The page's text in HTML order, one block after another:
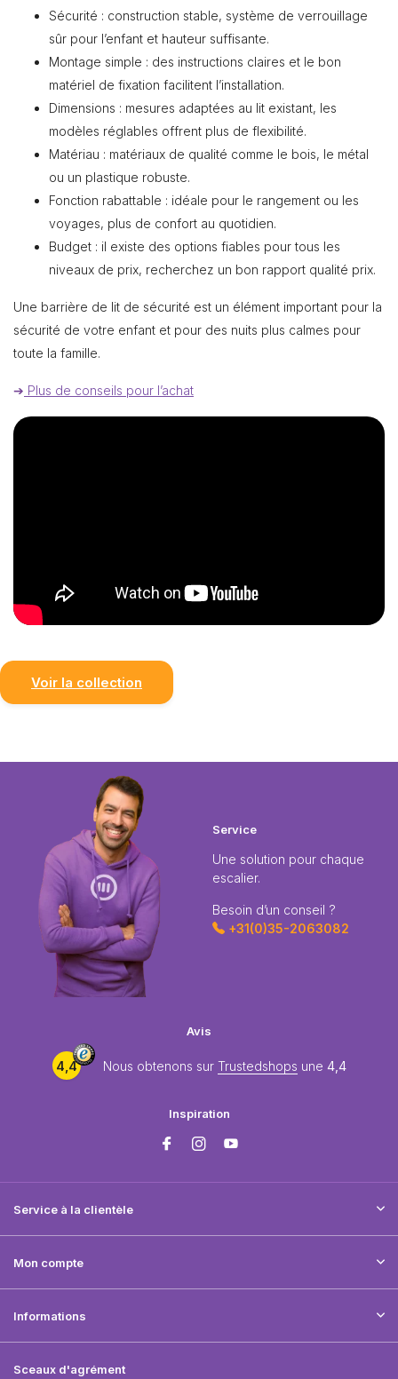
Sécurité : construction stable, système de verrouillage
sûr pour l’enfant et hauteur suffisante.
Montage simple : des instructions claires et le bon
matériel de fixation facilitent l’installation.
Dimensions : mesures adaptées au lit existant, les
modèles réglables offrent plus de flexibilité.
Matériau : matériaux de qualité comme le bois, le métal
ou un plastique robuste.
Fonction rabattable : idéale pour le rangement ou les
voyages, plus de confort au quotidien.
Budget : il existe des options fiables pour tous les
niveaux de prix, recherchez un bon rapport qualité prix.
Une barrière de lit de sécurité est un élément important pour la
sécurité de votre enfant et pour des nuits plus calmes pour
toute la famille.
➔ Plus de conseils pour l’achat
Voir la collection
Service
Une solution pour chaque
escalier.
Besoin d’un conseil ?
+31(0)35-2063082
Avis
4,4 Nous obtenons sur Trustedshops une 4,4
Inspiration
Service à la clientèle
Mon compte
Informations
Sceaux d'agrément